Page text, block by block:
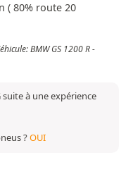
( 80% route 20
BMW GS 1200 R -
suite à une expérience
?OUI